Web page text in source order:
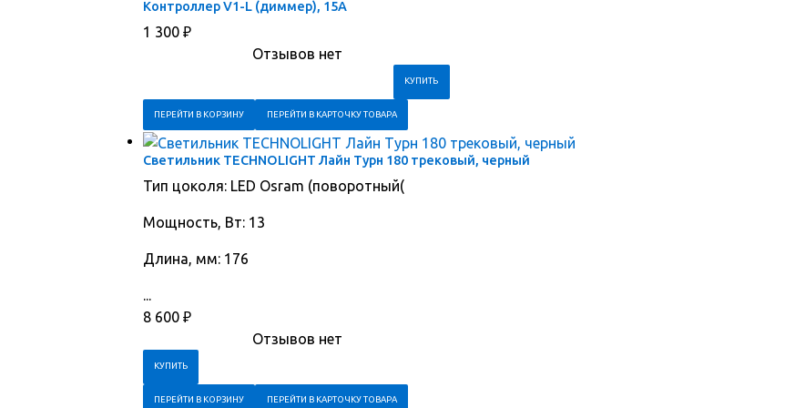
Контроллер V1-L (диммер), 15А
1 300 ₽
Отзывов нет
ПЕРЕЙТИ В КОРЗИНУ ПЕРЕЙТИ В КАРТОЧКУ ТОВАРА
Светильник TECHNOLIGHT Лайн Турн 180 трековый, черный
Тип цоколя: LED Osram (поворотный(
Мощность, Вт: 13
Длина, мм: 176
...
8 600 ₽
Отзывов нет
ПЕРЕЙТИ В КОРЗИНУ ПЕРЕЙТИ В КАРТОЧКУ ТОВАРА